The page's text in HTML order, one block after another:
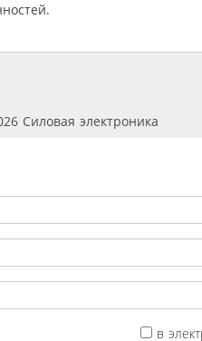
Силовая электроника
в